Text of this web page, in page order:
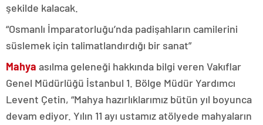
şekilde kalacak.
“Osmanlı İmparatorluğu’nda padişahların camilerini
süslemek için talimatlandırdığı bir sanat”
Mahya asılma geleneği hakkında bilgi veren Vakıflar
Genel Müdürlüğü İstanbul 1. Bölge Müdür Yardımcı
Levent Çetin, “Mahya hazırlıklarımız bütün yıl boyunca
devam ediyor. Yılın 11 ayı ustamız atölyede mahyaların